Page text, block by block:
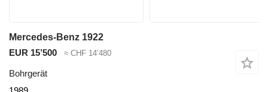
Mercedes-Benz 1922
EUR 15’500
≈ CHF 14’480
Bohrgerät